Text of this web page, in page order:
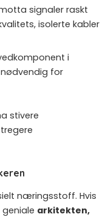
signaler raskt
isolerte kabler
i
for
stivere
næringsstoff. Hvis
geniale arkitekten,